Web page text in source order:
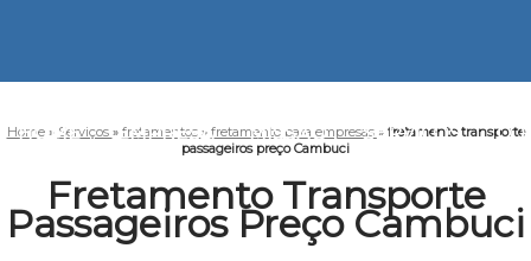
HOME EMPRESA MISSÃO SERVIÇOS
Home » Serviços » fretamentos » fretamento para empresas » fretamento transporte
passageiros preço Cambuci
Fretamento Transporte
Passageiros Preço Cambuci